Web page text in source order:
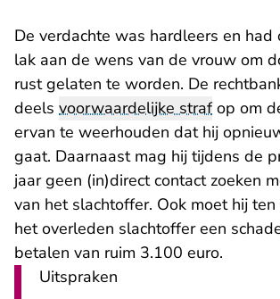
De verdachte was hardleers en had
lak aan de wens van de vrouw om
rust gelaten te worden. De
deels voorwaardelijke strafop om
ervan te weerhouden dat hij
gaat. Daarnaast mag hij tijdens de
jaar geen (in)direct contact zoeken
van het slachtoffer. Ook moet hij
het overleden slachtoffer een
betalen van ruim 3.100 euro.
Uitspraken